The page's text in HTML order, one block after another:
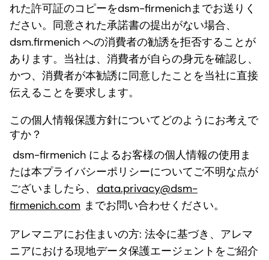
れた許可証のコピーをdsm-firmenichまでお送りく
ださい。同意された承諾書の提出がない場合、
dsm.firmenich への消費者の勧誘を拒否することが
あります。当社は、消費者が自らの身元を確認し、
かつ、消費者が本勧誘に同意したことを当社に直接
伝えることを要求します。
この個人情報保護方針についてどのようにお考えで
すか？
dsm-firmenich によるお客様の個人情報の使用ま
たは本プライバシーポリシーについてご不明な点が
ございましたら、 data.privacy@dsm-
firmenich.com までお問い合わせください。
アレマニアにお住まいの方: 法令に基づき、アレマ
ニアにおける現地データ保護エージェントをご紹介